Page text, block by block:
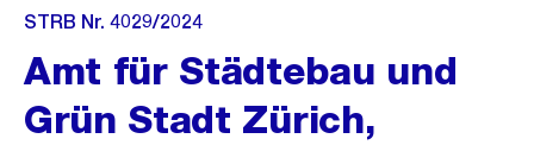
STRB Nr. 4029/2024
Amt für Städtebau und
Grün Stadt Zürich,